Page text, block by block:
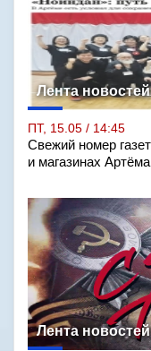
Лента новостей
ПТ, 15.05 / 14:45
Свежий номер
и магазинах
Лента новостей